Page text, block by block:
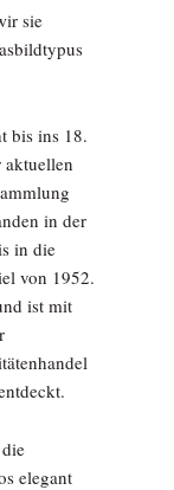
sie
bis ins 18.
aktuellen
in der
in die
von 1952.
ist mit
elegant